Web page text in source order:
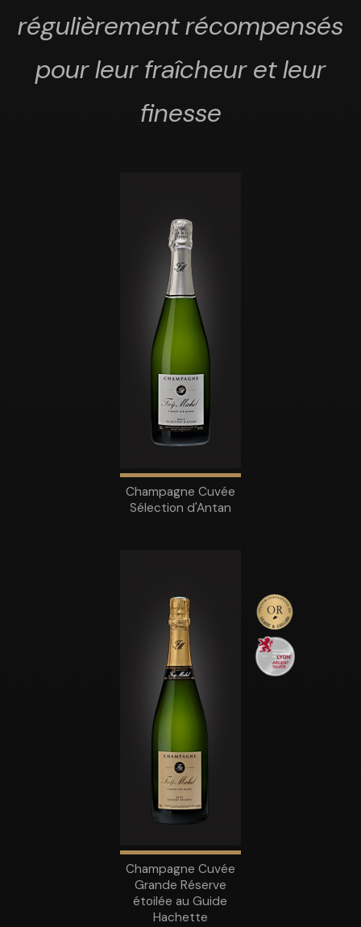
régulièrement récompensés
pour leur fraîcheur et leur
finesse
Champagne Cuvée
Sélection d'Antan
Champagne Cuvée
Grande Réserve
étoilée au Guide
Hachette